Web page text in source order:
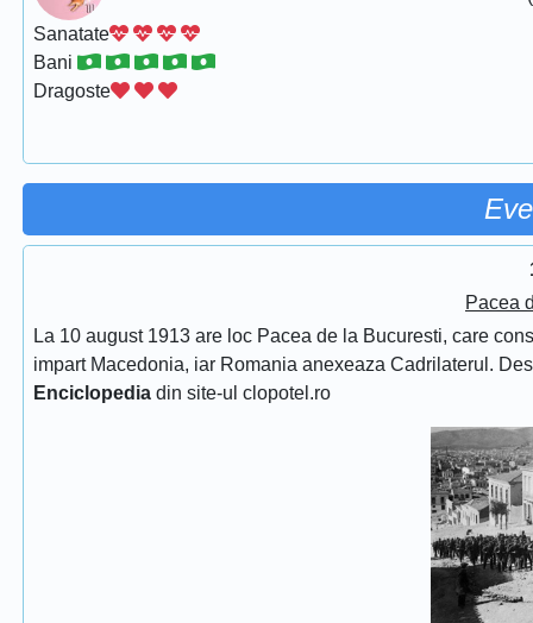
Sanatate
Bani
Dragoste
Pacea
La 10 august 1913 are loc Pacea de la Bucuresti, care
impart Macedonia, iar Romania anexeaza Cadrilaterul.
Enciclopedia din site-ul clopotel.ro